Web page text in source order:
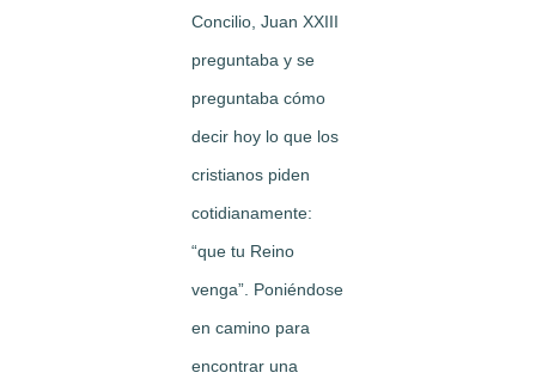
Concilio, Juan XXIII
preguntaba y se
preguntaba cómo
decir hoy lo que los
cristianos piden
cotidianamente:
“que tu Reino
venga”. Poniéndose
en camino para
encontrar una